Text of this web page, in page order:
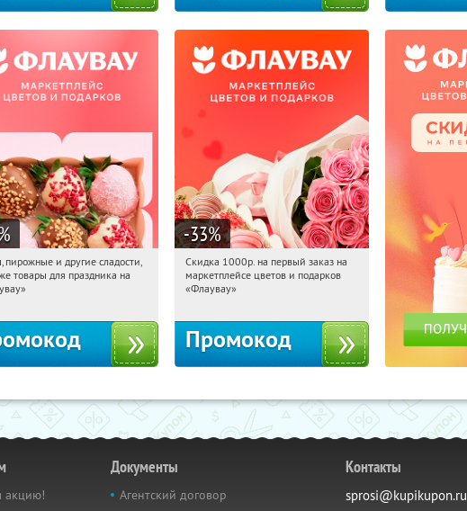
Получили:
пирожные и другие сладости,
товары для праздника на
-33%
10:52:01 Получили:
Россия
Скидка 1000р. на первый заказ на
маркетплейсе цветов и подарков
«Флаувау»
Промокод
акцию!
Документы
Агентский договор
Контакты
sprosi@kupikupon.ru